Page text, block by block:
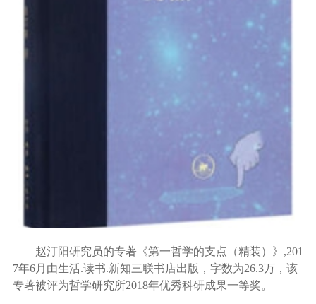
赵汀阳研究员的专著《第一哲学的支点 （精装） 》 ,201
7年6月由生活.读书.新知三联书店出版，字数为26.3万，该
专著被评为哲学研究所2018年优秀科研成果一等奖。